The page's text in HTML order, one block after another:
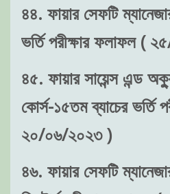
৪৪. ফায়ার সেফটি
ভর্তি পরীক্ষার ফলাফল (
৪৫. ফায়ার সায়েন্স এন্ড
কোর্স-১৫তম ব্যাচের ভর্তি
২০/০৬/২০২৩ )
৪৬. ফায়ার সেফটি